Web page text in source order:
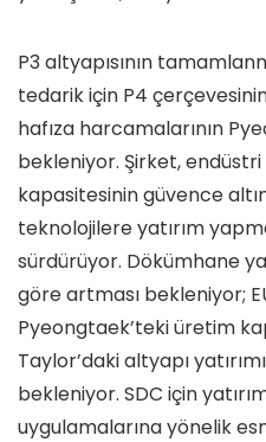
P3 altyapısının
tedarik için P4
hafıza harcamalarının
bekleniyor. Şirket,
kapasitesinin güvence
teknolojilere yatırım
sürdürüyor. Dökümhane
göre artması bekleniyor;
Pyeongtaek’teki üretim
Taylor’daki altyapı
bekleniyor. SDC için
uygulamalarına yönelik